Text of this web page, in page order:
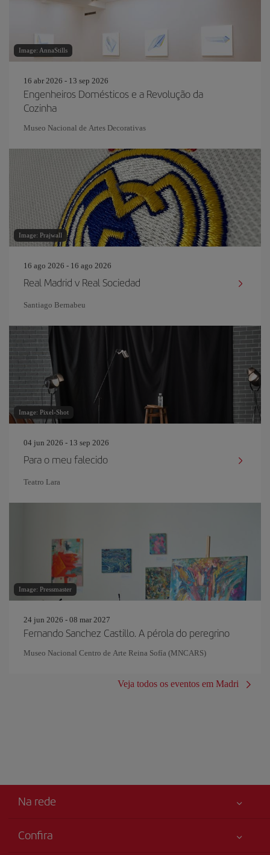
Image: AnnaStills
16 abr 2026 - 13 sep 2026
Engenheiros Domésticos e a Revolução da
Cozinha
Museo Nacional de Artes Decorativas
Image: Prajwall
16 ago 2026 - 16 ago 2026
Real Madrid v Real Sociedad
Santiago Bernabeu
Image: Pixel-Shot
04 jun 2026 - 13 sep 2026
Para o meu falecido
Teatro Lara
Image: Pressmaster
24 jun 2026 - 08 mar 2027
Fernando Sanchez Castillo. A pérola do peregrino
Museo Nacional Centro de Arte Reina Sofía (MNCARS)
Veja todos os eventos em Madri
Na rede
Confira